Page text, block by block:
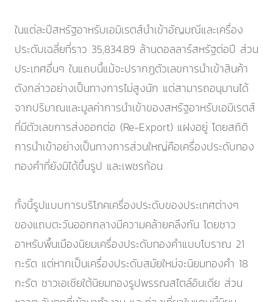
ในแต่ละปีสหรัฐอาหรับเอมิเรตส์นำเข้าอัญมณีและเครื่อง
ประดับเฉลี่ยที่ราว 35,834.89 ล้านดอลลาร์สหรัฐต่อปี ส่วน
ประเทศอื่นๆ ในแถบนี้แม้จะปรากฏตัวเลขการนำเข้าสินค้า
ดังกล่าวอย่างเป็นทางการไม่สูงนัก แต่สามารถอนุมานได้
จากปริมาณและมูลค่าการนำเข้าของสหรัฐอาหรับเอมิเรตส์
ที่มีตัวเลขการส่งออกต่อ (Re-Export) แฝงอยู่ โดยสถิติ
การนำเข้าอย่างเป็นทางการส่วนใหญ่คือเครื่องประดับทอง
ทองคำที่ยังมิได้ขึ้นรูป และเพชรก้อน
ทั้งนี้รูปแบบการบริโภคเครื่องประดับของประเทศต่างๆ
ของแถบตะวันออกกลางมีความคล้ายคลึงกัน โดยชาว
อาหรับพื้นเมืองนิยมเครื่องประดับทองคำแบบโบราณ 21
กะรัต แต่หากเป็นเครื่องประดับสมัยใหม่จะนิยมทองคำ 18
กะรัต ชาวเอเชียใต้นิยมทองรูปพรรณสไตล์อินเดีย ส่วน